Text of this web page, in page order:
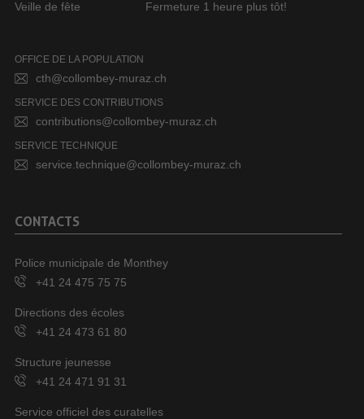
Veille de fête Fermeture 1 heure plus tôt!
OFFICE DE LA POPULATION
cth@collombey-muraz.ch
SERVICE DES CONTRIBUTIONS
contributions@collombey-muraz.ch
SERVICE TECHNIQUE
service.technique@collombey-muraz.ch
CONTACTS
Police municipale de Monthey
+41 24 475 75 75
Directions des écoles
+41 24 473 61 80
Structure jeunesse
+41 24 471 91 31
Service officiel des curatelles